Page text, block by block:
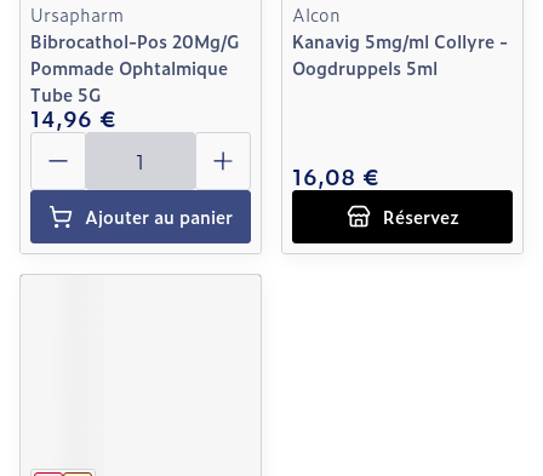
Ursapharm
Bibrocathol-Pos 20Mg/G
Pommade Ophtalmique
Tube 5G
14,96 €
Quantité
Ajouter au panier
Alcon
Kanavig 5mg/ml Collyre -
Oogdruppels 5ml
16,08 €
Réservez